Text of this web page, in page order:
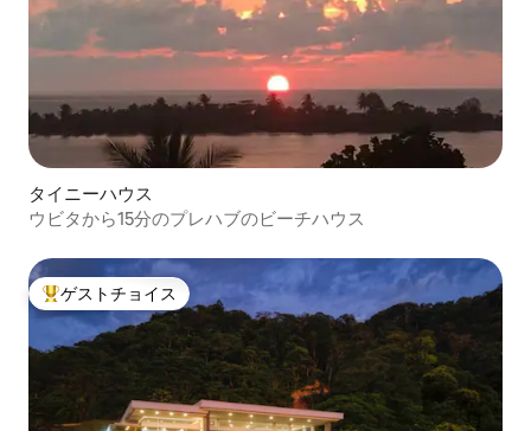
タイニーハウス
ウビタから15分のプレハブのビーチハウス
大好評のゲストチョイスです。
ゲストチョイス